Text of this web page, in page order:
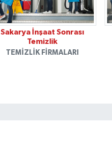
Sakarya İnşaat Sonrası
Temizlik
TEMIZLIK FIRMALARI